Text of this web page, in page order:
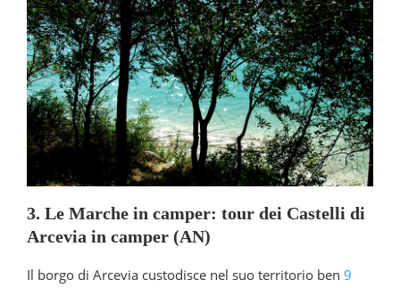
3. Le Marche in camper: tour dei Castelli di
Arcevia in camper (AN)
Il borgo di Arcevia custodisce nel suo territorio ben 9